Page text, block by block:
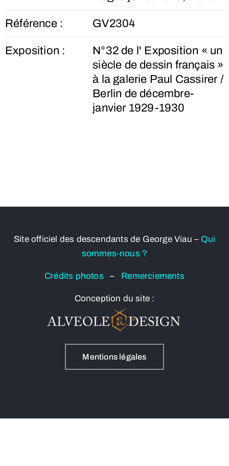
Référence : GV2304
Exposition :
N°32 de l' Exposition « un
siècle de dessin français »
à la galerie Paul Cassirer /
Berlin de décembre-
janvier 1929-1930
Site officiel des descendants de George Viau – Qui
sommes-nous ?
Crédits photos– Remerciements
Conception du site :
Mentions légales